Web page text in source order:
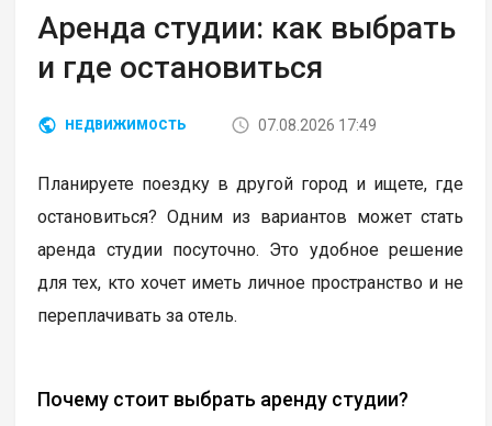
Аренда студии: как выбрать
и где остановиться
НЕДВИЖИМОСТЬ 07.08.2026 17:49
Планируете поездку в другой город и ищете, где
остановиться? Одним из вариантов может стать
аренда студии посуточно. Это удобное решение
для тех, кто хочет иметь личное пространство и не
переплачивать за отель.
Почему стоит выбрать аренду студии?